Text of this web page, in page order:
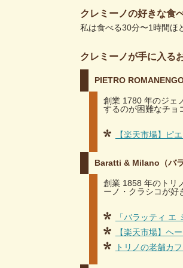
クレミーノの好きな食
私は食べる30分〜1時間ほ
クレミーノが手に入る
PIETRO
創業 1780 年のジェ
するのが困難なチョ
【楽天市場】ピ
Baratti & Milano（バ
創業 1858 年のトリ
ーノ・クラシコが好
「バラッティ
【楽天市場】ヘ
トリノの老舗カ